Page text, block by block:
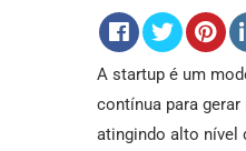
A startup é um
contínua para
atingindo alto nível